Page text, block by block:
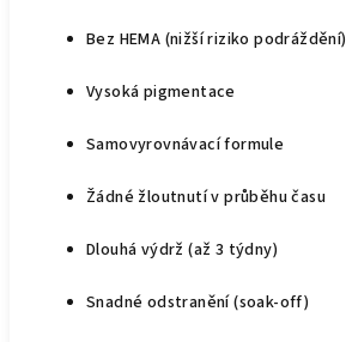
Bez HEMA (nižší riziko podráždění)
Vysoká pigmentace
Samovyrovnávací formule
Žádné žloutnutí v průběhu času
Dlouhá výdrž (až 3 týdny)
Snadné odstranění (soak-off)